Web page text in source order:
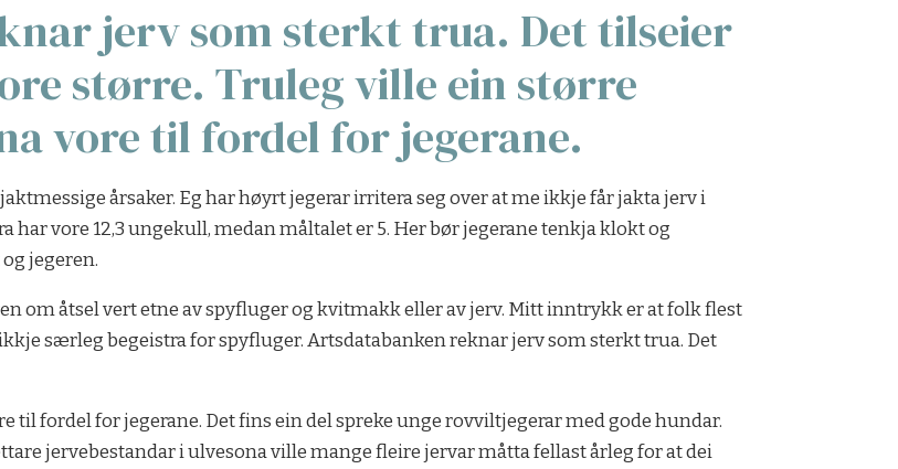
jerv som sterkt trua. Det tilseier
større. Truleg ville ein større
vore til fordel for jegerane.
årsaker. Eg har høyrt jegerar irritera seg over at me ikkje får jakta jerv i
har vore 12,3 ungekull, medan måltalet er 5. Her bør jegerane tenkja klokt og
jegeren.
om åtsel vert etne av spyfluger og kvitmakk eller av jerv. Mitt inntrykk er at folk flest
særleg begeistra for spyfluger. Artsdatabanken reknar jerv som sterkt trua. Det
til fordel for jegerane. Det fins ein del spreke unge rovviltjegerar med gode hundar.
jervebestandar i ulvesona ville mange fleire jervar måtta fellast årleg for at dei